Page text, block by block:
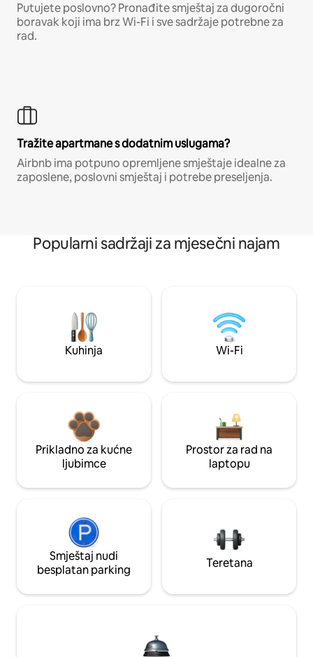
Putujete poslovno? Pronađite smještaj za dugoročni
boravak koji ima brz Wi-Fi i sve sadržaje potrebne za
rad.
Tražite apartmane s dodatnim uslugama?
Airbnb ima potpuno opremljene smještaje idealne za
zaposlene, poslovni smještaj i potrebe preseljenja.
Popularni sadržaji za mjesečni najam
Kuhinja Wi-Fi
Prikladno za kućne
ljubimce
Prostor za rad na
laptopu
Smještaj nudi
besplatan parking
Teretana